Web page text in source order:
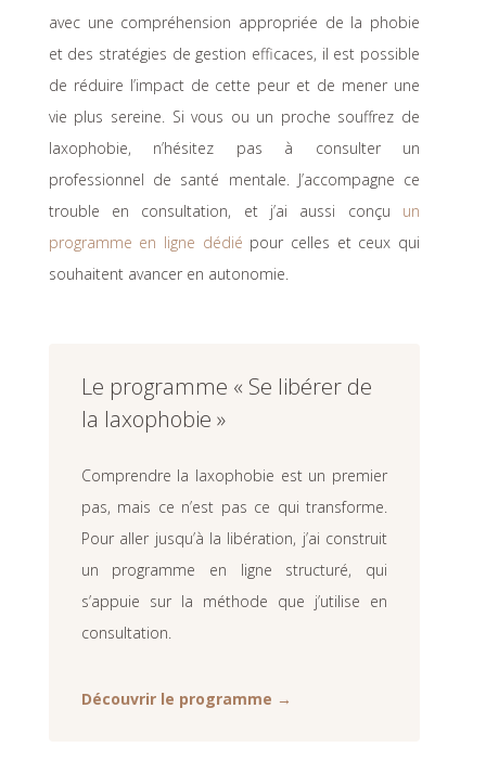
avec une compréhension appropriée de la phobie
et des stratégies de gestion efficaces, il est possible
de réduire l’impact de cette peur et de mener une
vie plus sereine. Si vous ou un proche souffrez de
laxophobie, n’hésitez pas à consulter un
professionnel de santé mentale. J’accompagne ce
trouble en consultation, et j’ai aussi conçu un
programme en ligne dédié pour celles et ceux qui
souhaitent avancer en autonomie.
Le programme « Se libérer de
la laxophobie »
Comprendre la laxophobie est un premier
pas, mais ce n’est pas ce qui transforme.
Pour aller jusqu’à la libération, j’ai construit
un programme en ligne structuré, qui
s’appuie sur la méthode que j’utilise en
consultation.
Découvrir le programme →